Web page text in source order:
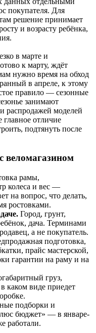
покупателя. Для
решение принимает
и возрасту ребёнка,
в марте и
к марту, ждёт
нужно время на обход
в апреле, к этому
правило — сезонные
занимают
распродажей моделей
главное отличие
подтянуть после
веломагазином
рамы,
колеса и вес —
на вопрос, что делать,
ростовками.
Город, грунт,
дача. Терминами
а не покупатель.
подготовка,
прайс мастерской,
гарантии на раму и на
груз,
каком виде приедет
подборки и
бюджет» — в январе-
работали.